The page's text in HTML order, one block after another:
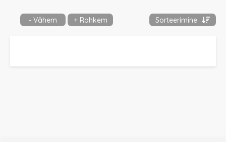
- Vähem + Rohkem Sorteerimine